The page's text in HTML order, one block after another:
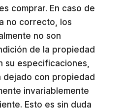
comprar. En caso de
no correcto, los
no son
de la propiedad
su especificaciones,
dejado con propiedad
invariablemente
Esto es sin duda